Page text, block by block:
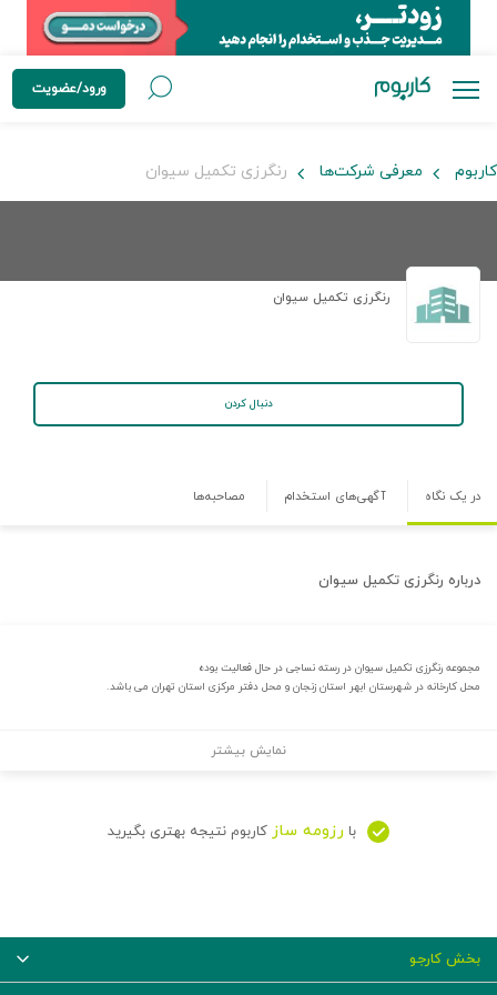
ورود/عضویت
کاربوم معرفی شرکت‌ها رنگرزی تکمیل سیوان
رنگرزی تکمیل سیوان
دنبال کردن
در یک نگاه آگهی‌های استخدام مصاحبه‌ها
درباره رنگرزی تکمیل سیوان
مجموعه رنگرزی تکمیل سیوان در رسته نساجی در حال فعالیت بوده
محل کارخانه در شهرستان ابهر استان زنجان و محل دفتر مرکزی استان تهران می باشد.
نمایش بیشتر
با رزومه ساز کاربوم نتیجه بهتری بگیرید
بخش کارجو